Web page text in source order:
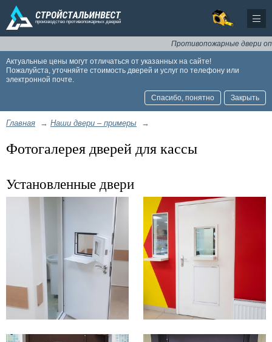
Противопожарные двери
Актуальные цены могут отличаться от указанных на сайте!
Пожалуйста, уточняйте стоимость дверей и услуг по телефону или
электронной почте.
Спасибо, понятно Закрыть
Главная → Наши двери – примеры →
Фотогалерея дверей для кассы
Установленные двери